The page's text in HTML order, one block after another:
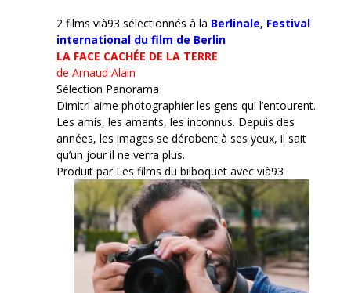
2 films vià93 sélectionnés à la Berlinale, Festival
international du film de Berlin
LA FACE CACHÉE DE LA TERRE
de Arnaud Alain
Sélection Panorama
Dimitri aime photographier les gens qui l’entourent.
Les amis, les amants, les inconnus. Depuis des
années, les images se dérobent à ses yeux, il sait
qu’un jour il ne verra plus.
Produit par Les films du bilboquet avec vià93